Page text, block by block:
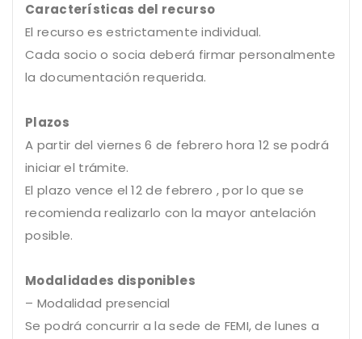
Características del recurso
El recurso es estrictamente individual.
Cada socio o socia deberá firmar personalmente
la documentación requerida.
Plazos
A partir del viernes 6 de febrero hora 12 se podrá
iniciar el trámite.
El plazo vence el 12 de febrero , por lo que se
recomienda realizarlo con la mayor antelación
posible.
Modalidades disponibles
– Modalidad presencial
Se podrá concurrir a la sede de FEMI, de lunes a